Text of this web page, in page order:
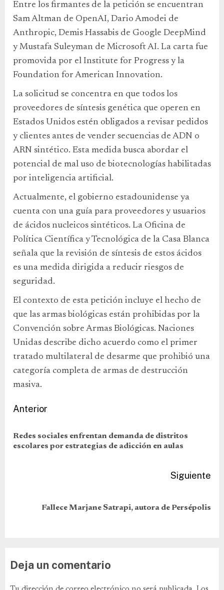
Entre los firmantes de la petición se encuentran
Sam Altman de OpenAI, Dario Amodei de
Anthropic, Demis Hassabis de Google DeepMind
y Mustafa Suleyman de Microsoft AI. La carta fue
promovida por el Institute for Progress y la
Foundation for American Innovation.
La solicitud se concentra en que todos los
proveedores de síntesis genética que operen en
Estados Unidos estén obligados a revisar pedidos
y clientes antes de vender secuencias de ADN o
ARN sintético. Esta medida busca abordar el
potencial de mal uso de biotecnologías habilitadas
por inteligencia artificial.
Actualmente, el gobierno estadounidense ya
cuenta con una guía para proveedores y usuarios
de ácidos nucleicos sintéticos. La Oficina de
Política Científica y Tecnológica de la Casa Blanca
señala que la revisión de síntesis de estos ácidos
es una medida dirigida a reducir riesgos de
seguridad.
El contexto de esta petición incluye el hecho de
que las armas biológicas están prohibidas por la
Convención sobre Armas Biológicas. Naciones
Unidas describe dicho acuerdo como el primer
tratado multilateral de desarme que prohibió una
categoría completa de armas de destrucción
masiva.
Anterior
Redes sociales enfrentan demanda de distritos
escolares por estrategias de adicción en aulas
Siguiente
Fallece Marjane Satrapi, autora de Persépolis
Deja un comentario